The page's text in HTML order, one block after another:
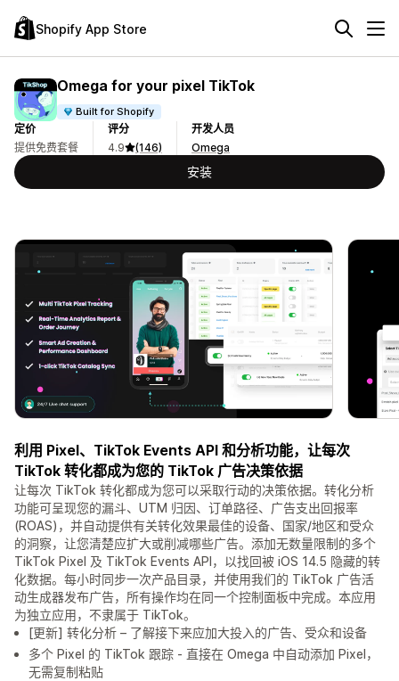
Shopify App Store
Omega for your pixel TikTok
Built for Shopify
定价
提供免费套餐
评分
4.9
(146)
开发人员
Omega
安装
利用 Pixel、TikTok Events API 和分析功能，让每次
TikTok 转化都成为您的 TikTok 广告决策依据
让每次 TikTok 转化都成为您可以采取行动的决策依据。转化分析
功能可呈现您的漏斗、UTM 归因、订单路径、广告支出回报率
(ROAS)，并自动提供有关转化效果最佳的设备、国家/地区和受众
的洞察，让您清楚应扩大或削减哪些广告。添加无数量限制的多个
TikTok Pixel 及 TikTok Events API，以找回被 iOS 14.5 隐藏的转
化数据。每小时同步一次产品目录，并使用我们的 TikTok 广告活
动生成器发布广告，所有操作均在同一个控制面板中完成。本应用
为独立应用，不隶属于 TikTok。
[更新] 转化分析 – 了解接下来应加大投入的广告、受众和设备
多个 Pixel 的 TikTok 跟踪 - 直接在 Omega 中自动添加 Pixel，
无需复制粘贴